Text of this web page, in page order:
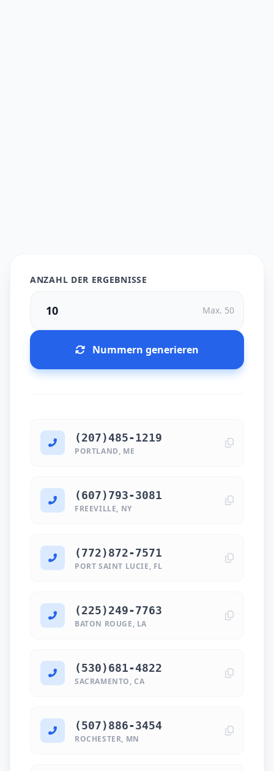
ANZAHL DER ERGEBNISSE
Max. 50
Nummern generieren
(207)485-1219
PORTLAND, ME
(607)793-3081
FREEVILLE, NY
(772)872-7571
PORT SAINT LUCIE, FL
(225)249-7763
BATON ROUGE, LA
(530)681-4822
SACRAMENTO, CA
(507)886-3454
ROCHESTER, MN